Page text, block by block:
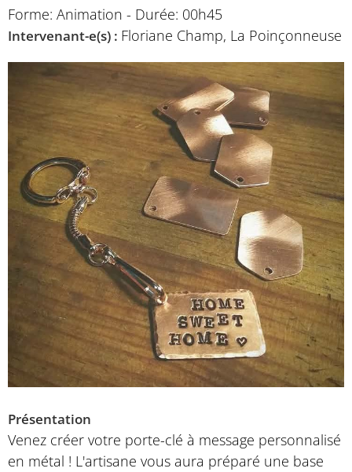
Forme: Animation - Durée: 00h45
Intervenant-e(s) : Floriane Champ, La Poinçonneuse
Présentation
Venez créer votre porte-clé à message personnalisé
en métal ! L'artisane vous aura préparé une base